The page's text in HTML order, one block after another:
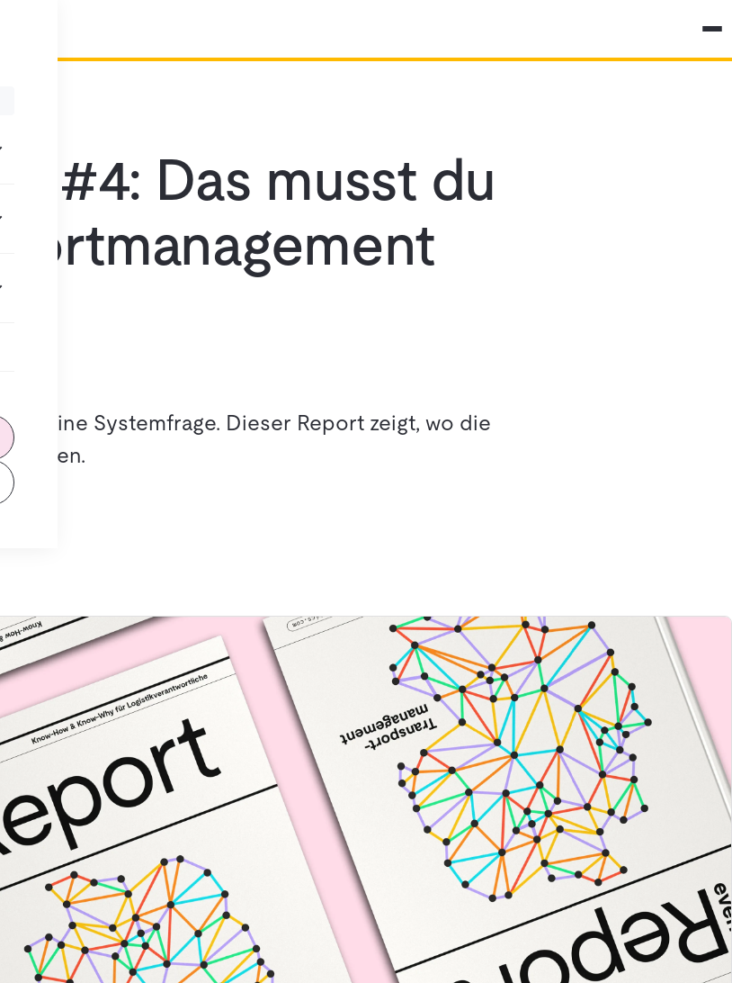
#4: Das musst du
eine Systemfrage. Dieser Report zeigt, wo die
liegen.